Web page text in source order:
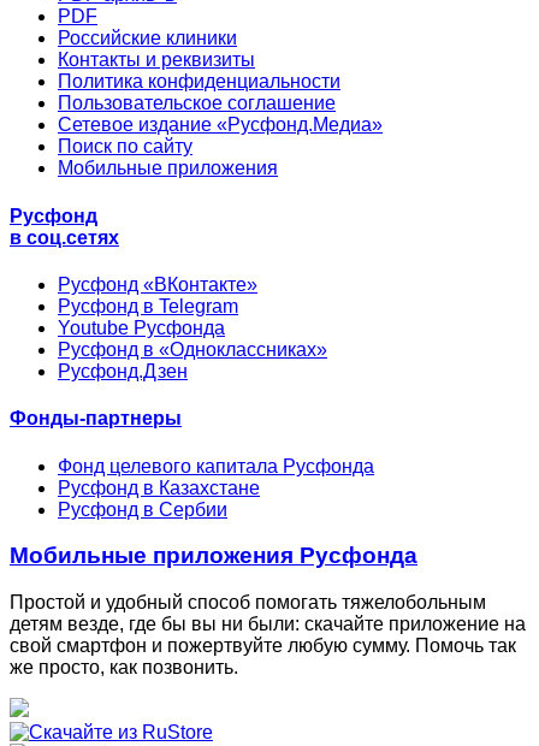
PDF
Российские клиники
Контакты и реквизиты
Политика конфиденциальности
Пользовательское соглашение
Сетевое издание «Русфонд.Медиа»
Поиск по сайту
Мобильные приложения
Русфонд
в соц.сетях
Русфонд «ВКонтакте»
Русфонд в Telegram
Youtube Русфонда
Русфонд в «Одноклассниках»
Русфонд.Дзен
Фонды-партнеры
Фонд целевого капитала Русфонда
Русфонд в Казахстане
Русфонд в Сербии
Мобильные приложения Русфонда
Простой и удобный способ помогать тяжелобольным
детям везде, где бы вы ни были: скачайте приложение на
свой смартфон и пожертвуйте любую сумму. Помочь так
же просто, как позвонить.